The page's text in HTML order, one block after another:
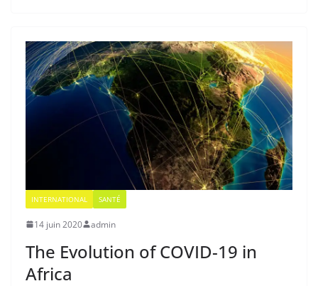
INTERNATIONAL SANTÉ
14 juin 2020 admin
The Evolution of COVID-19 in
Africa